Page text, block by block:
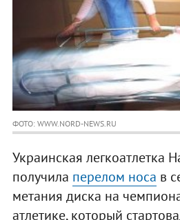
ФОТО: WWW.NORD-NEWS.RU
Украинская легкоатлетка
получила перелом носа в
метания диска на
атлетике, который